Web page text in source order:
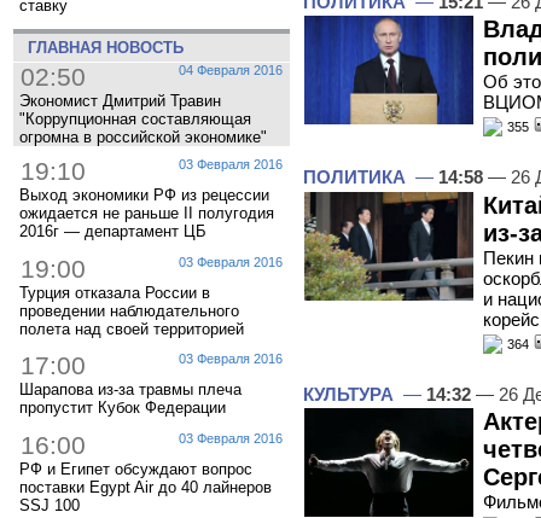
ставку
ГЛАВНАЯ НОВОСТЬ
04 Февраля 2016
02:50
Экономист Дмитрий Травин
"Коррупционная составляющая
огромна в российской экономике"
03 Февраля 2016
19:10
Выход экономики РФ из рецессии
ожидается не раньше II полугодия
2016г — департамент ЦБ
03 Февраля 2016
19:00
Турция отказала России в
проведении наблюдательного
полета над своей территорией
03 Февраля 2016
17:00
Шарапова из-за травмы плеча
пропустит Кубок Федерации
03 Февраля 2016
16:00
РФ и Египет обсуждают вопрос
поставки Egypt Air до 40 лайнеров
SSJ 100
Об
355
ПОЛИТИКА — 14:58 — 26
из-
Пекин
и
364
КУЛЬТУРА — 14:32 — 26